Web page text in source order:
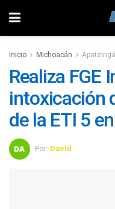
Inicio Michoacán
Realiza FGE
intoxicación
de la ETI 5
Por: David